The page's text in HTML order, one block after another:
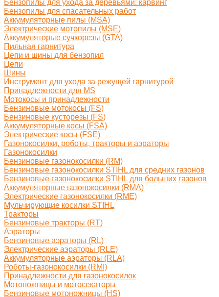
Бензопилы для ухода за деревьями: карвинг
Бензопилы для спасательных работ
Аккумуляторные пилы (MSA)
Электрические мотопилы (MSE)
Аккумуляторые сучкорезы (GTA)
Пильная гарнитура
Цепи и шины для бензопил
Цепи
Шины
Инструмент для ухода за режущей гарнитурой
Принадлежности для MS
Мотокосы и принадлежности
Бензиновые мотокосы (FS)
Бензиновые кусторезы (FS)
Аккумуляторные косы (FSA)
Электрические косы (FSE)
Газонокосилки, роботы, тракторы и аэраторы
Газонокосилки
Бензиновые газонокосилки (RM)
Бензиновые газонокосилки STIHL для средних газонов
Бензиновые газонокосилки STIHL для больших газонов
Аккумуляторные газонокосилки (RMA)
Электрические газонокосилки (RME)
Мульчирующие косилки STIHL
Тракторы
Бензиновые тракторы (RT)
Аэраторы
Бензиновые аэраторы (RL)
Электрические аэраторы (RLE)
Аккумуляторные аэраторы (RLA)
Роботы-газонокосилки (RMI)
Принадлежности для газонокосилок
Мотоножницы и мотосекаторы
Бензиновые мотоножницы (HS)